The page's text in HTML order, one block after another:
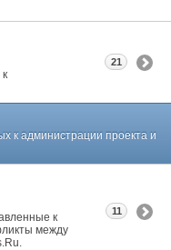
21
к администрации проекта и
к
между
11